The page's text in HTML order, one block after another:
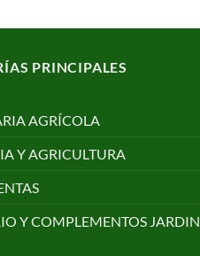
PRINCIPALES
AGRÍCOLA
Y AGRICULTURA
Y COMPLEMENTOS JARDIN